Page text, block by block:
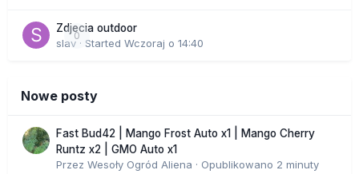
0
Zdjecia outdoor
slav· Started Wczoraj o 14:40
Nowe posty
Fast Bud42 | Mango Frost Auto x1 | Mango Cherry
Runtz x2 | GMO Auto x1
Przez Wesoły Ogród Aliena · Opublikowano 2 minuty